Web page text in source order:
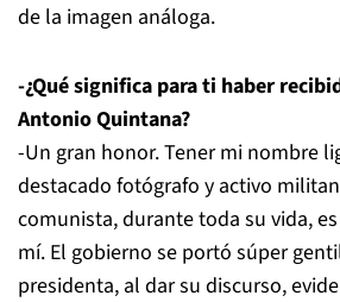
de la imagen análoga.
-¿Qué significa para ti haber
Antonio Quintana?
-Un gran honor. Tener mi nombre
destacado fotógrafo y activo
comunista, durante toda su vida,
mí. El gobierno se portó súper
presidenta, al dar su discurso,